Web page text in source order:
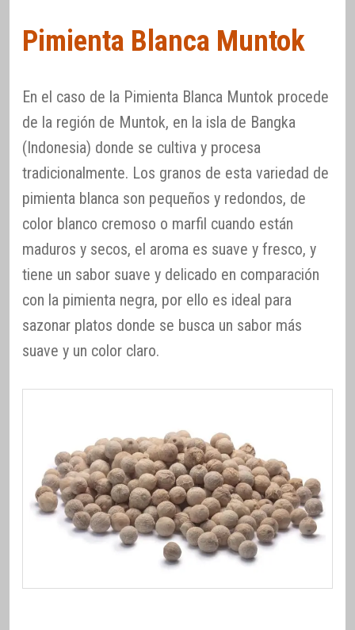
Pimienta Blanca Muntok
En el caso de la Pimienta Blanca Muntok procede
de la región de Muntok, en la isla de Bangka
(Indonesia) donde se cultiva y procesa
tradicionalmente. Los granos de esta variedad de
pimienta blanca son pequeños y redondos, de
color blanco cremoso o marfil cuando están
maduros y secos, el aroma es suave y fresco, y
tiene un sabor suave y delicado en comparación
con la pimienta negra, por ello es ideal para
sazonar platos donde se busca un sabor más
suave y un color claro.